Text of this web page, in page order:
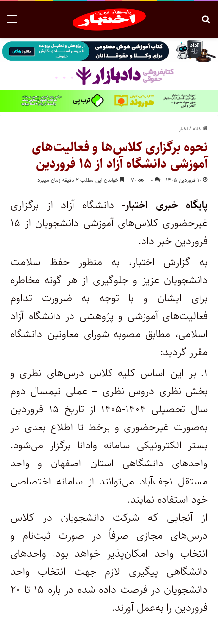
خانه/اخبار
نحوه برگزاری کلاس‌ها و فعالیت‌های
آموزشی دانشگاه آزاد از ۱۵ فروردین
۱۰ فروردین ۱۴۰۵ ۰ ۷۰ خواندن این مطلب ۲ دقیقه زمان میبرد
پایگاه خبری اختبار-دانشگاه آزاد از برگزاری
غیرحضوری کلاس‌های آموزشی دانشجویان از ۱۵
فروردین خبر داد.
به گزارش اختبار، به منظور حفظ سلامت
دانشجویان عزیز و جلوگیری از هر گونه مخاطره
برای ایشان و با توجه به ضرورت تداوم
فعالیت‌های آموزشی و پژوهشی در دانشگاه آزاد
اسلامی، مطابق مصوبه شورای معاونین دانشگاه
مقرر گردید:
۱. بر این اساس کلیه کلاس درس‌های نظری و
بخش نظری دروس نظری – عملی نیمسال دوم
سال تحصیلی ۱۴۰۴-۱۴۰۵ از تاریخ ۱۵ فروردین
به‌صورت غیرحضوری و برخط تا اطلاع بعدی در
بستر الکترونیکی سامانه وادانا برگزار می‌شود.
واحدهای دانشگاهی استان اصفهان و واحد
مستقل نجف‌آباد می‌توانند از سامانه اختصاصی
خود استفاده نمایند.
از آنجایی که شرکت دانشجویان در کلاس
درس‌های مجازی صرفاً در صورت ثبت‌نام و
انتخاب واحد امکان‌پذیر خواهد بود، واحدهای
دانشگاهی پیگیری لازم جهت انتخاب واحد
دانشجویان در فرصت داده شده در بازه ۱۵ تا ۲۰
فروردین را به‌عمل آورند.